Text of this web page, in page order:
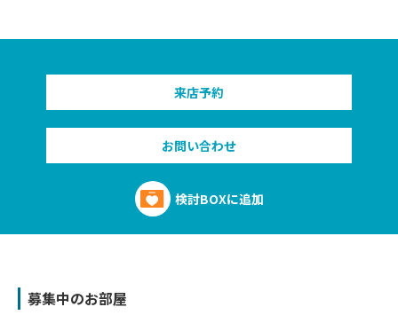
来店予約
お問い合わせ
検討BOXに追加
募集中のお部屋